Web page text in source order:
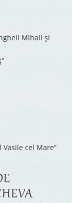
Mihail și
cel Mare”